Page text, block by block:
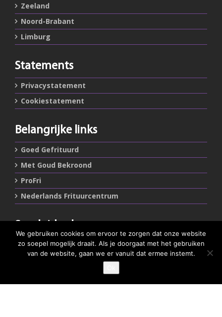
GEEF JE SMULSCORE
Zeeland
Noord-Brabant
Limburg
Statements
Privacystatement
Cookiestatement
Belangrijke links
Goed Gefrituurd
Met Goud Bekroond
ProFri
Nederlands Frituurcentrum
Nederlands Frituurcentrum
Blaarthemseweg 72
T :040-7200900 (optie 2)
We gebruiken cookies om ervoor te zorgen dat onze website
zo soepel mogelijk draait. Als je doorgaat met het gebruiken
van de website, gaan we er vanuit dat ermee instemt.